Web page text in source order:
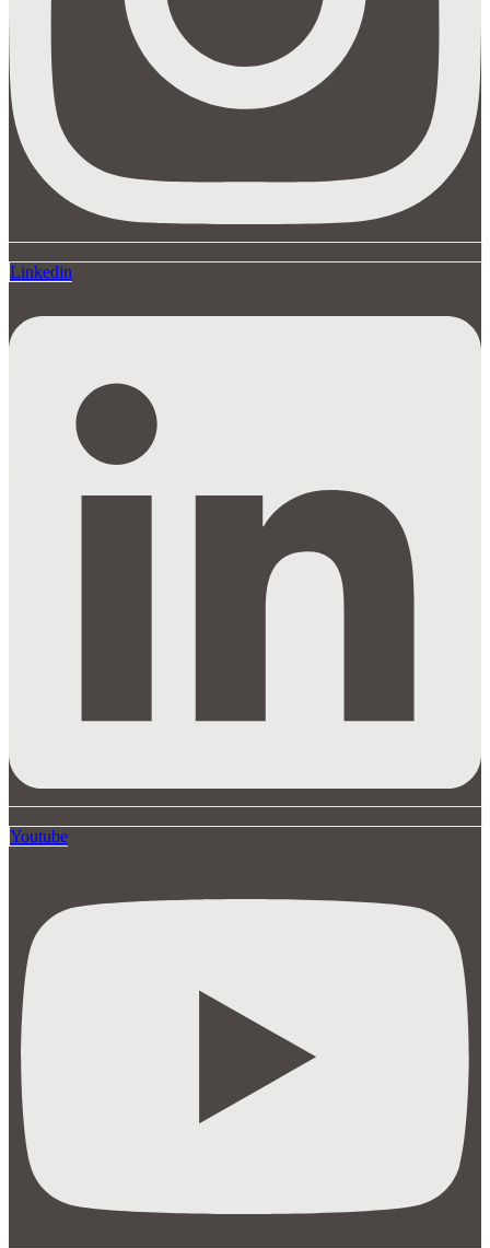
Linkedin
Youtube